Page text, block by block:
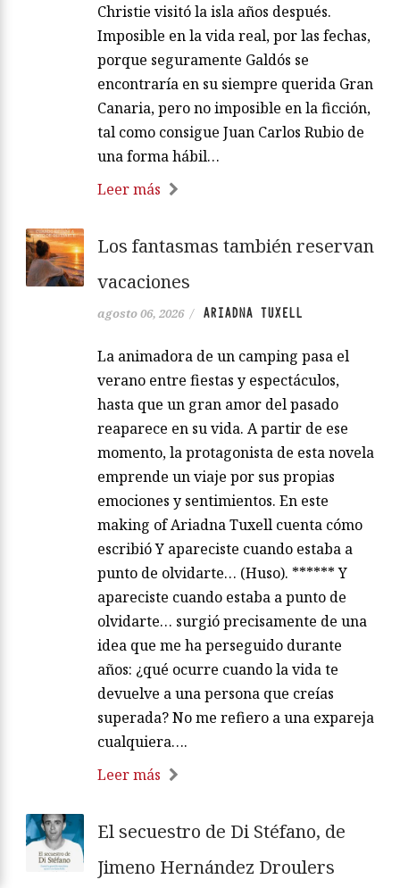
Christie visitó la isla años después.
Imposible en la vida real, por las fechas,
porque seguramente Galdós se
encontraría en su siempre querida Gran
Canaria, pero no imposible en la ficción,
tal como consigue Juan Carlos Rubio de
una forma hábil…
Leer más
Los fantasmas también reservan
vacaciones
agosto 06, 2026 / ARIADNA TUXELL
La animadora de un camping pasa el
verano entre fiestas y espectáculos,
hasta que un gran amor del pasado
reaparece en su vida. A partir de ese
momento, la protagonista de esta novela
emprende un viaje por sus propias
emociones y sentimientos. En este
making of Ariadna Tuxell cuenta cómo
escribió Y apareciste cuando estaba a
punto de olvidarte… (Huso). ****** Y
apareciste cuando estaba a punto de
olvidarte… surgió precisamente de una
idea que me ha perseguido durante
años: ¿qué ocurre cuando la vida te
devuelve a una persona que creías
superada? No me refiero a una expareja
cualquiera….
Leer más
El secuestro de Di Stéfano, de
Jimeno Hernández Droulers